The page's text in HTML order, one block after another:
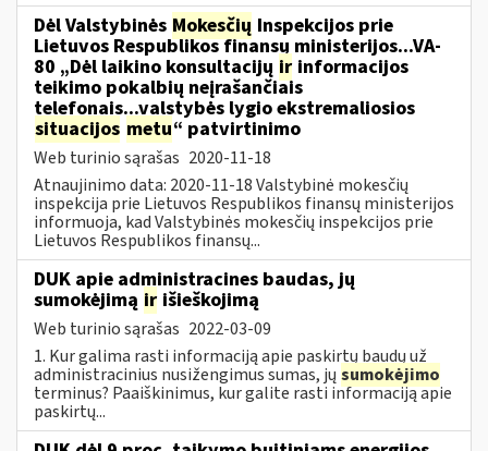
Dėl Valstybinės Mokesčių Inspekcijos prie
Lietuvos Respublikos finansų ministerijos...VA-
80 „Dėl laikino konsultacijų ir informacijos
teikimo pokalbių neįrašančiais
telefonais...valstybės lygio ekstremaliosios
situacijos metu“ patvirtinimo
Web turinio sąrašas 2020-11-18
Atnaujinimo data: 2020-11-18 Valstybinė mokesčių
inspekcija prie Lietuvos Respublikos finansų ministerijos
informuoja, kad Valstybinės mokesčių inspekcijos prie
Lietuvos Respublikos finansų...
DUK apie administracines baudas, jų
sumokėjimą ir išieškojimą
Web turinio sąrašas 2022-03-09
1. Kur galima rasti informaciją apie paskirtų baudų už
administracinius nusižengimus sumas, jų sumokėjimo
terminus? Paaiškinimus, kur galite rasti informaciją apie
paskirtų...